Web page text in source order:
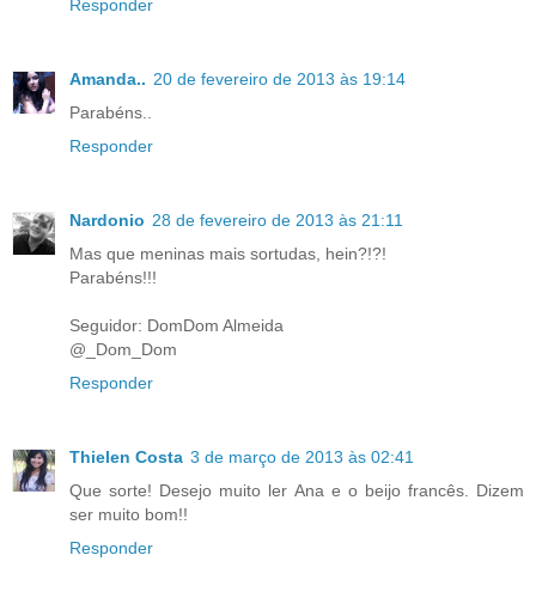
Responder
Amanda.. 20 de fevereiro de 2013 às 19:14
Parabéns..
Responder
Nardonio 28 de fevereiro de 2013 às 21:11
Mas que meninas mais sortudas, hein?!?!
Parabéns!!!
Seguidor: DomDom Almeida
@_Dom_Dom
Responder
Thielen Costa 3 de março de 2013 às 02:41
Que sorte! Desejo muito ler Ana e o beijo francês. Dizem
ser muito bom!!
Responder